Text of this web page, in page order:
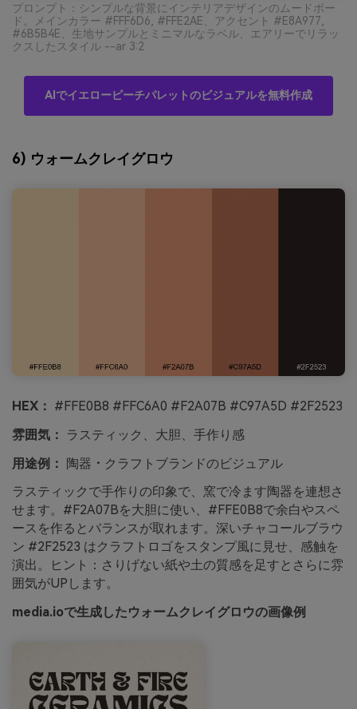
プロンプト：シンプルな背景にインテリアデザインのムードボー
ド。メインカラー #FFF6D6, #FFE2AE、アクセント #E8A977,
#6B5B4E、生地サンプルとミニマルなラベル、エアリーでリラッ
クスしたスタイル --ar 3:2
AIでイエローピーチパレットのビジュアルを無料作成
6) ウォームクレイグロウ
HEX： #FFE0B8 #FFC6A0 #F2A07B #C97A5D #2F2523
雰囲気：
ラスティック、大胆、手作り感
用途例： 陶器・クラフトブランドのビジュアル
ラスティックで手作りの印象で、窯で冷ます陶器を連想さ
せます。#F2A07Bを大胆に使い、#FFE0B8で余白やスペ
ースを作るとバランスが取れます。深いチャコールブラウ
ン #2F2523 はクラフトロゴをスタンプ風に見せ、感触を
演出。ヒント：さりげない紙や土の質感を足すとさらに雰
囲気がUPします。
media.ioで生成したウォームクレイグロウの画像例